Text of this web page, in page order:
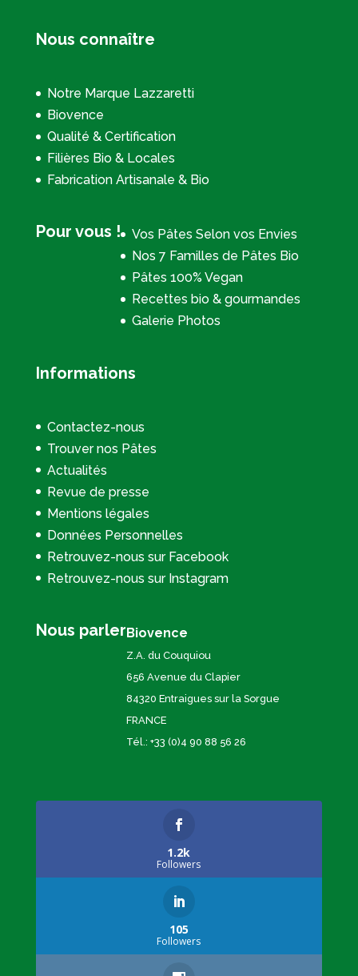
Nous connaître
Notre Marque Lazzaretti
Biovence
Qualité & Certification
Filières Bio & Locales
Fabrication Artisanale & Bio
Pour vous !
Vos Pâtes Selon vos Envies
Nos 7 Familles de Pâtes Bio
Pâtes 100% Vegan
Recettes bio & gourmandes
Galerie Photos
Informations
Contactez-nous
Trouver nos Pâtes
Actualités
Revue de presse
Mentions légales
Données Personnelles
Retrouvez-nous sur Facebook
Retrouvez-nous sur Instagram
Nous parlerBiovence
Z.A. du Couquiou
656 Avenue du Clapier
84320 Entraigues sur la Sorgue
FRANCE
Tél.: +33 (0)4 90 88 56 26
1.2k
Followers
105
Followers